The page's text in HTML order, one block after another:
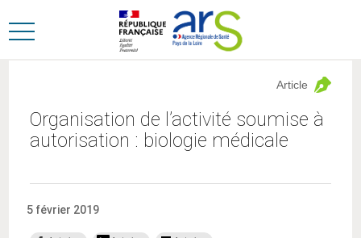
au
menu
au
contenu
Ouvrir
Organisation de l’activité soumise à
autorisation : biologie médicale
Article
5 février 2019